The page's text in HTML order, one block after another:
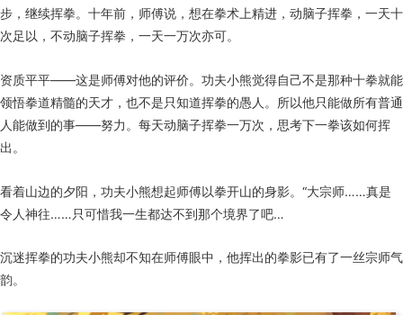
步，继续挥拳。十年前，师傅说，想在拳术上精进，动脑子挥拳，一天十
次足以，不动脑子挥拳，一天一万次亦可。
资质平平――这是师傅对他的评价。功夫小熊觉得自己不是那种十拳就能
领悟拳道精髓的天才，也不是只知道挥拳的愚人。所以他只能做所有普通
人能做到的事——努力。每天动脑子挥拳一万次，思考下一拳该如何挥
出。
看着山边的夕阳，功夫小熊想起师傅以拳开山的身影。“大宗师……真是
令人神往……只可惜我一生都达不到那个境界了吧…
沉迷挥拳的功夫小熊却不知在师傅眼中，他挥出的拳影已有了一丝宗师气
韵。